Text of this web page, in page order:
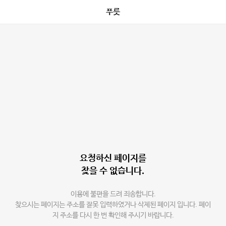
푸릇
요청하신 페이지를
찾을 수 없습니다.
이용에 불편을 드려 죄송합니다.
찾으시는 페이지는 주소를 잘못 입력하였거나 삭제된 페이지 입니다. 페이
지 주소를 다시 한 번 확인해 주시기 바랍니다.